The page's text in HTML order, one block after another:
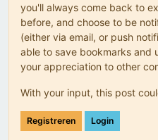
you'll always come back to
before, and choose to be
(either via email, or push
able to save bookmarks and
your appreciation to other
With your input, this post
Registreren Login